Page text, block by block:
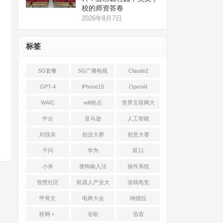
校的师资答卷
2026年8月7日
标签
5G套餐 5G广播电视 Claude2
GPT-4 iPhone15 OpenAI
WAIC wifi热点 世界互联网大
会
中台 亚马逊 人工智能
刘强东 创业大赛 创意大赛
千问 华为 双11
小米 搜狗输入法 操作系统
智慧社区 机器人产业大
会
游戏电竞
甲骨文 电商大会 纳德拉
联网＋ 谷歌 迅雷